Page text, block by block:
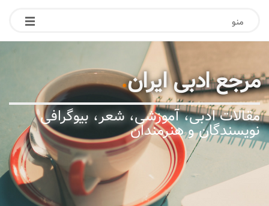
منو
مرجع ادبی ایران.
مقالات ادبی، آموزشی، شعر، بیوگرافی
نویسندگان و هنرمندان